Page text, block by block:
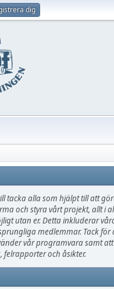
dig
tacka alla som hjälpt till att
och styra vårt projekt, allt i
utan er. Detta inkluderar
medlemmar. Tack för
vår programvara samt
felrapporter och åsikter.